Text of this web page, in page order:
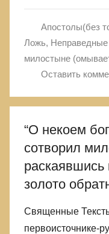
Апостолы(без
Ложь, Неправедные
милостыне
Оставить
“О некоем
сотворил
раскаявшись
золото
Священные
первоисточнике-